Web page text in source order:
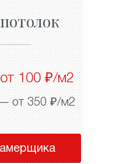
100 ₽/м2
от 350 ₽/м2